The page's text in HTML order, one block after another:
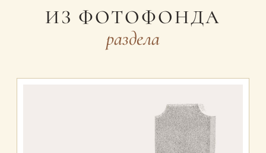
ИЗ ФОТОФОНДА
раздела